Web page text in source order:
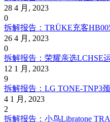
28 4 月, 2023
0
拆解报告：TRÜKE充客
26 4 月, 2023
0
拆解报告：荣耀亲选LCHSE
12 1 月, 2023
9
拆解报告：LG TONE-TNP3
4 1 月, 2023
2
拆解报告：小鸟Libratone